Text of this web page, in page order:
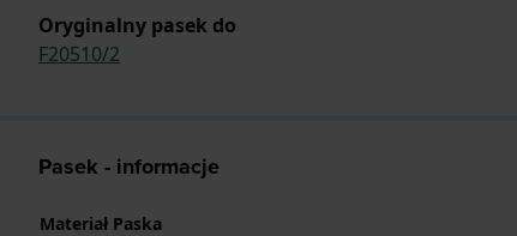
Oryginalny pasek do
F20510/2
Pasek - informacje
Materiał Paska